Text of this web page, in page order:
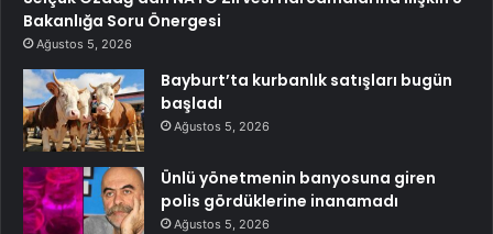
Bakanlığa Soru Önergesi
Ağustos 5, 2026
Bayburt’ta kurbanlık satışları bugün
başladı
Ağustos 5, 2026
Ünlü yönetmenin banyosuna giren
polis gördüklerine inanamadı
Ağustos 5, 2026